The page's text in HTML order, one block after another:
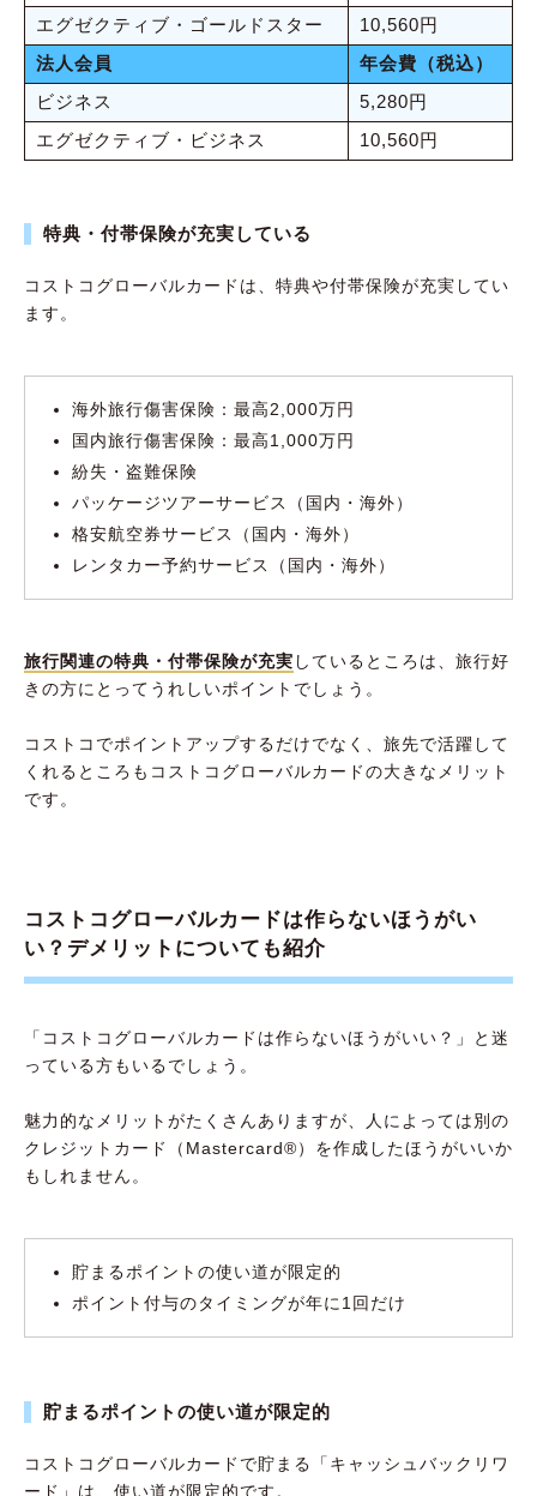
エグゼクティブ・ゴールドスター
10,560円
法人会員
年会費（税込）
ビジネス
5,280円
エグゼクティブ・ビジネス
10,560円
特典・付帯保険が充実している
コストコグローバルカードは、特典や付帯保険が充実してい
ます。
海外旅行傷害保険：最高2,000万円
国内旅行傷害保険：最高1,000万円
紛失・盗難保険
パッケージツアーサービス（国内・海外）
格安航空券サービス（国内・海外）
レンタカー予約サービス（国内・海外）
旅行関連の特典・付帯保険が充実 しているところは、旅行好
きの方にとってうれしいポイントでしょう。
コストコでポイントアップするだけでなく、旅先で活躍して
くれるところもコストコグローバルカードの大きなメリット
です。
コストコグローバルカードは作らないほうがい
い？デメリットについても紹介
「コストコグローバルカードは作らないほうがいい？」と迷
っている方もいるでしょう。
魅力的なメリットがたくさんありますが、人によっては別の
クレジットカード（Mastercard®︎）を作成したほうがいいか
もしれません。
貯まるポイントの使い道が限定的
ポイント付与のタイミングが年に1回だけ
貯まるポイントの使い道が限定的
コストコグローバルカードで貯まる「キャッシュバックリワ
ード」は、使い道が限定的です。